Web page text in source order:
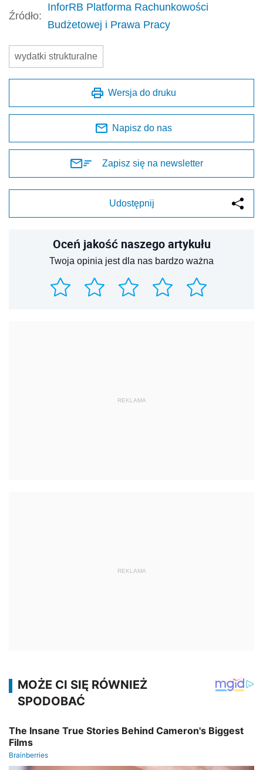
Źródło:
InforRB Platforma Rachunkowości
Budżetowej i Prawa Pracy
wydatki strukturalne
Wersja do druku
Napisz do nas
Zapisz się na newsletter
Udostępnij
Oceń jakość naszego artykułu
Twoja opinia jest dla nas bardzo ważna
REKLAMA
REKLAMA